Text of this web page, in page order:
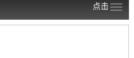
点击